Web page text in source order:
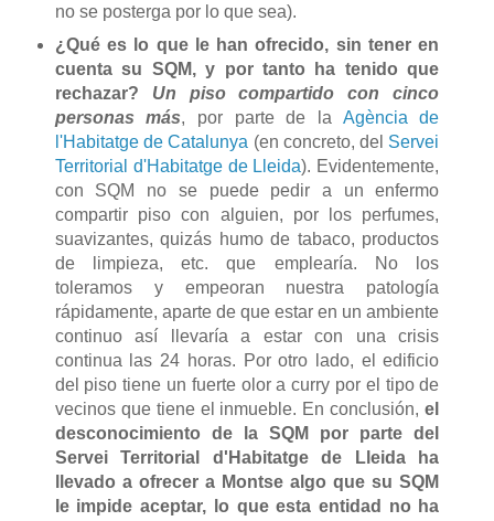
no se posterga por lo que sea).
¿Qué es lo que le han ofrecido, sin tener en
cuenta su SQM, y por tanto ha tenido que
rechazar? Un piso compartido con cinco
personas más, por parte de la Agència de
l'Habitatge de Catalunya (en concreto, del Servei
Territorial d'Habitatge de Lleida). Evidentemente,
con SQM no se puede pedir a un enfermo
compartir piso con alguien, por los perfumes,
suavizantes, quizás humo de tabaco, productos
de limpieza, etc. que emplearía. No los
toleramos y empeoran nuestra patología
rápidamente, aparte de que estar en un ambiente
continuo así llevaría a estar con una crisis
continua las 24 horas. Por otro lado, el edificio
del piso tiene un fuerte olor a curry por el tipo de
vecinos que tiene el inmueble. En conclusión,el
desconocimiento de la SQM por parte del
Servei Territorial d'Habitatge de Lleida ha
llevado a ofrecer a Montse algo que su SQM
le impide aceptar, lo que esta entidad no ha